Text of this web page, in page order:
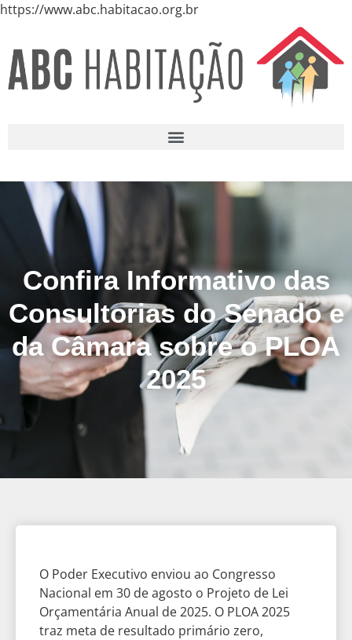
https://www.abc.habitacao.org.br
Confira Informativo das
Consultorias do Senado e
da Câmara sobre o PLOA
2025
O Poder Executivo enviou ao Congresso
Nacional em 30 de agosto o Projeto de Lei
Orçamentária Anual de 2025. O PLOA 2025
traz meta de resultado primário zero,